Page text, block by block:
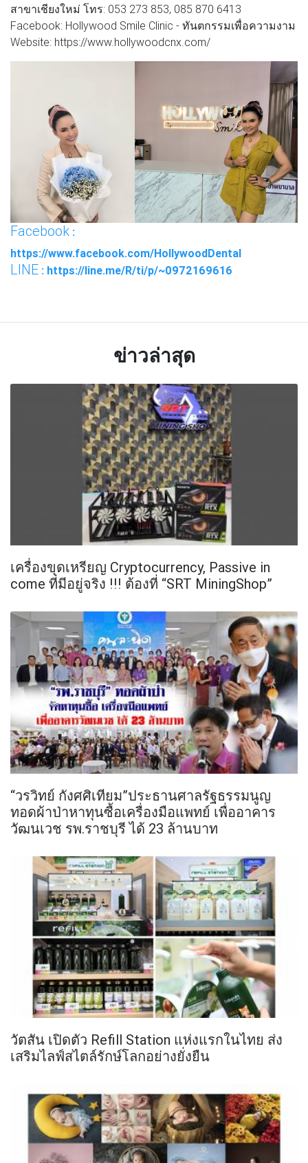
สาขาเชียงใหม่ โทร: 053 273 853, 085 870 6413
Facebook: Hollywood Smile Clinic - ทันตกรรมเพื่อความงาม
Website: https://www.hollywoodcnx.com/
Facebook :
https://www.facebook.com/HollywoodDental
LINE : https://line.me/R/ti/p/~0972169616
ข่าวล่าสุด
เครื่องขุดเหรียญ Cryptocurrency, Passive in
come ที่มีอยู่จริง !!! ต้องที่ “SRT MiningShop”
“วรวิทย์ กังศศิเทียม”ประธานศาลรัฐธรรมนูญ
ทอดผ้าป่าหาทุนซื้อเครื่องมือแพทย์ เพื่ออาคาร
วัฒนเวช รพ.ราชบุรี ได้ 23 ล้านบาท
วัตสัน เปิดตัว Refill Station แห่งแรกในไทย ส่ง
เสริมไลฟ์สไตล์รักษ์โลกอย่างยั่งยืน